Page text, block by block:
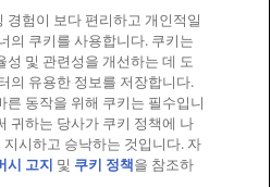
상표
망 투명성
및 공개 경쟁
세금 전략
쿠키 정책
쿠키 설정
경험이 보다 편리하고 개인적일
의 쿠키를 사용합니다. 쿠키는
및 관련성을 개선하는 데 도
의 유용한 정보를 저장합니다.
동작을 위해 쿠키는 필수입니
귀하는 당사가 쿠키 정책에 나
시하고 승낙하는 것입니다. 자
시 고지 및 쿠키 정책을 참조하